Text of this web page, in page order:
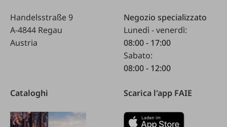
Handelsstraße 9
A-4844 Regau
Austria
Negozio specializzato
Lunedì - venerdì:
08:00 - 17:00
Sabato:
08:00 - 12:00
Cataloghi Scarica l'app FAIE